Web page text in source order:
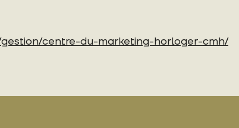
centre-du-marketing-horloger-cmh/